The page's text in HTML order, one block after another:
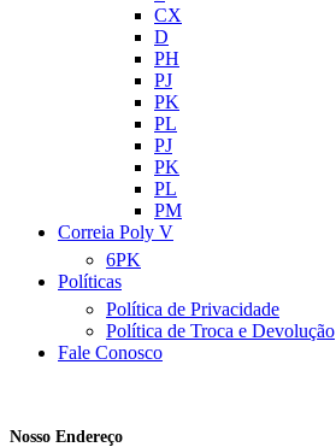
CX
D
PH
PJ
PK
PL
PJ
PK
PL
PM
Correia Poly V
6PK
Políticas
Política de Privacidade
Política de Troca e Devolução
Fale Conosco
Nosso Endereço